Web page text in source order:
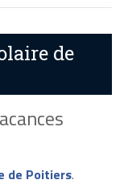
de
de Poitiers.